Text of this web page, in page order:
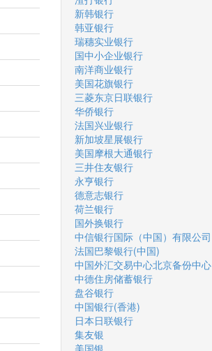
新韩银行
韩亚银行
瑞穗实业银行
国中小企业银行
南洋商业银行
美国花旗银行
三菱东京日联银行
华侨银行
法国兴业银行
新加坡星展银行
美国摩根大通银行
三井住友银行
永亨银行
德意志银行
荷兰银行
国外换银行
中信银行国际（中国）有限公司
法国巴黎银行(中国)
中国外汇交易中心北京备份中心
中德住房储蓄银行
盘谷银行
中国银行(香港)
日本日联银行
集友银
美国银